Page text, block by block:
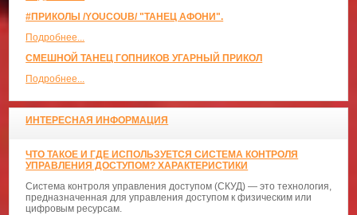
#ПРИКОЛЫ /YOUCOUB/ "ТАНЕЦ АФОНИ".
Подробнее...
СМЕШНОЙ ТАНЕЦ ГОПНИКОВ УГАРНЫЙ ПРИКОЛ
Подробнее...
ИНТЕРЕСНАЯ ИНФОРМАЦИЯ
ЧТО ТАКОЕ И ГДЕ ИСПОЛЬЗУЕТСЯ СИСТЕМА КОНТРОЛЯ
УПРАВЛЕНИЯ ДОСТУПОМ? ХАРАКТЕРИСТИКИ
Система контроля управления доступом (СКУД) — это технология,
предназначенная для управления доступом к физическим или
цифровым ресурсам.